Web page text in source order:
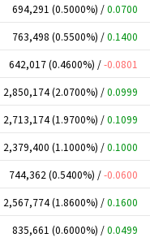
694,291 (0.5000%) /0.0700
763,498 (0.5500%) /0.1400
642,017 (0.4600%) /-0.0801
2,850,174 (2.0700%) /0.0999
2,713,174 (1.9700%) /0.1099
2,379,400 (1.1000%) /0.1000
744,362 (0.5400%) /-0.0600
2,567,774 (1.8600%) /0.1600
835,661 (0.6000%) /0.0499